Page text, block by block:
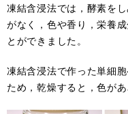
凍結含浸法では，酵素を
がなく，色や香り，栄養
とができました。
凍結含浸法で作った単細
ため，乾燥すると，色が